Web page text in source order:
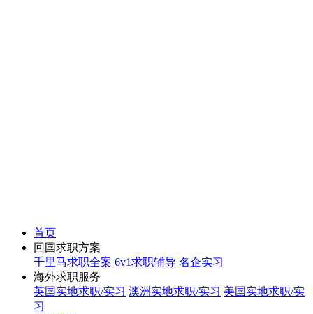
首页
回国求职方案
千里马求职全案 6v1求职辅导 名企实习
海外求职服务
英国实地求职/实习 澳洲实地求职/实习 美国实地求职/实
习